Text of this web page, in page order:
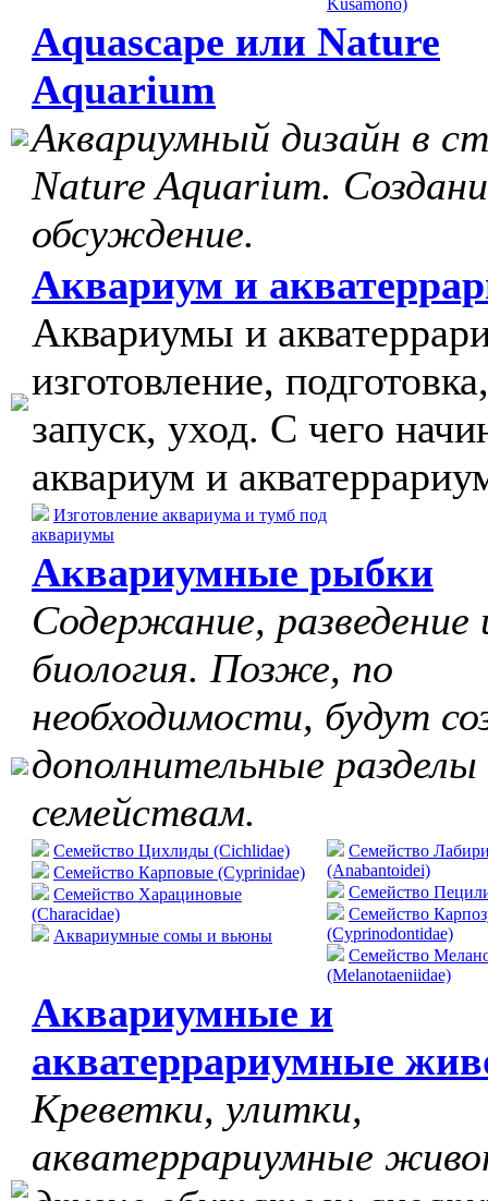
Kusamono)
Aquascape или Nature
Aquarium
Аквариумный дизайн в
Nature Aquarium.
обсуждение.
Аквариум и
Аквариумы и
изготовление, подготовка,
запуск, уход. С чего
аквариум и
Изготовление аквариума и тумб под
аквариумы
Аквариумные рыбки
Содержание, разведение
биология. Позже, по
необходимости, будут
дополнительные разделы
семействам.
Семейство Цихлиды (Cichlidae)
Семейство Карповые (Cyprinidae)
Семейство Харациновые
(Characidae)
Аквариумные сомы и вьюны
Семейство
(Anabantoidei)
Cемейство
Семейство
(Cyprinodontidae)
Семейство
(Melanotaeniidae)
Аквариумные и
акватеррариумные
Креветки, улитки,
акватеррариумные